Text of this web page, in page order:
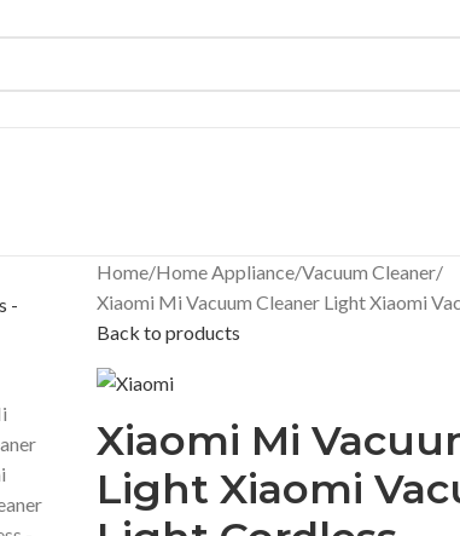
Home Home Appliance Vacuum Cleaner
Xiaomi Mi Vacuum Cleaner Light Xiaomi
Back to products
Xiaomi Mi
Light Xiaomi